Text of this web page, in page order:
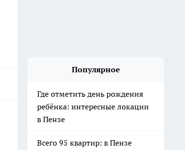
Популярное
Где отметить день рождения
ребёнка: интересные локации
в Пензе
Всего 95 квартир: в Пензе